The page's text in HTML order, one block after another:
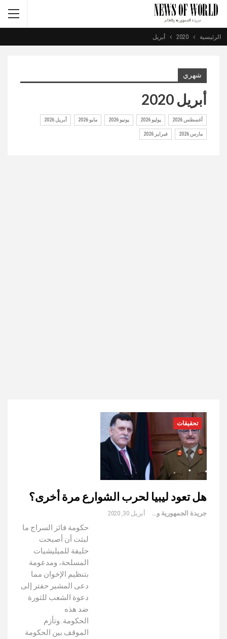
الرئيسية 2020 أبريل
شهري
أبريل 2020
أغسطس 2026 يوليو 2026 يونيو 2026 مايو 2026 أبريل 2026
مارس 2026 فبراير 2026
تحقيقات
هل تعود ليبيا لحرب الشوارع مرة أخرى؟
جريدة الجمهورية والعالم أبريل 30, 2020
حكومة فائز السراج ما
لبثت أن أصبحت
حليفة للميليشيات
المسلحة، ومدعومة
بتنظيم الإخوان مما
دعى المشير حفتر إلى
دعوة الشعب للثورة
ضد هذه
الحكومة..وتأزم
الموقف بين الحكومة